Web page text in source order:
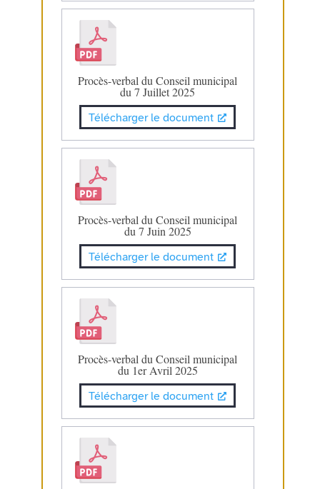
Procès-verbal du Conseil municipal
du 7 Juillet 2025
Télécharger le document
Procès-verbal du Conseil municipal
du 7 Juin 2025
Télécharger le document
Procès-verbal du Conseil municipal
du 1er Avril 2025
Télécharger le document